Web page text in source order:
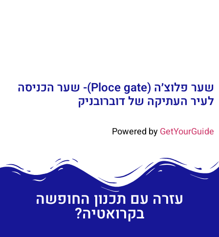
שער פלוצ׳ה (Ploce gate)- שער הכניסה
לעיר העתיקה של דוברובניק
Powered byGetYourGuide
עזרה עם תכנון החופשה
בקרואטיה?